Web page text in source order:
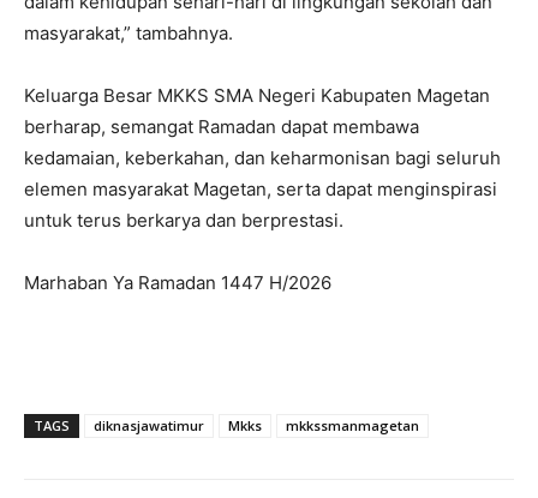
masyarakat,” tambahnya.
Keluarga Besar MKKS SMA Negeri Kabupaten Magetan
berharap, semangat Ramadan dapat membawa
kedamaian, keberkahan, dan keharmonisan bagi seluruh
elemen masyarakat Magetan, serta dapat menginspirasi
untuk terus berkarya dan berprestasi.
Marhaban Ya Ramadan 1447 H/2026
TAGS diknasjawatimur Mkks mkkssmanmagetan